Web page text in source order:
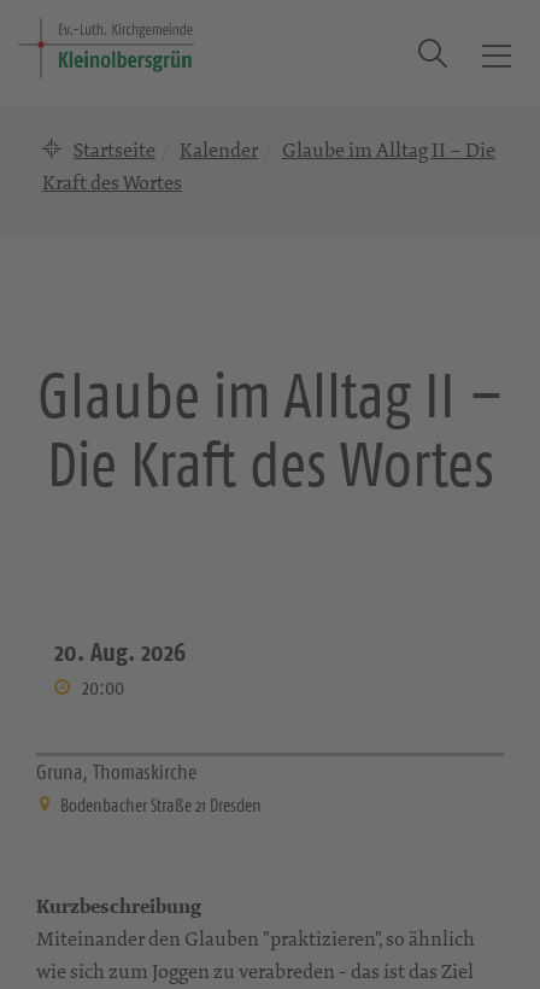
T
g
o
Suche
Startseite Kalender
Glaube im Alltag II – Die
Kraft des Wortes
Glaube im Alltag II –
Die Kraft des Wortes
20. Aug. 2026
20:00
Gruna, Thomaskirche
Bodenbacher Straße 21 Dresden
Kurzbeschreibung
Miteinander den Glauben "praktizieren", so ähnlich
wie sich zum Joggen zu verabreden - das ist das Ziel